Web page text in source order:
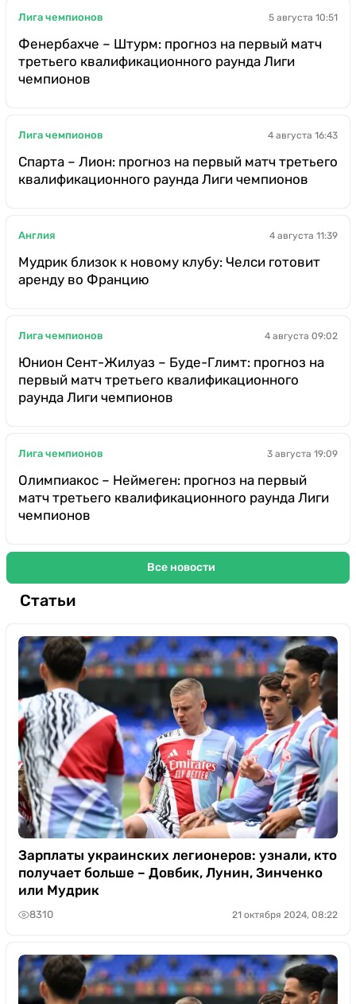
Лига чемпионов 5 августа 10:51
Фенербахче – Штурм: прогноз на первый матч
третьего квалификационного раунда Лиги
чемпионов
Лига чемпионов 4 августа 16:43
Спарта – Лион: прогноз на первый матч третьего
квалификационного раунда Лиги чемпионов
Англия 4 августа 11:39
Мудрик близок к новому клубу: Челси готовит
аренду во Францию
Лига чемпионов 4 августа 09:02
Юнион Сент-Жилуаз – Буде-Глимт: прогноз на
первый матч третьего квалификационного
раунда Лиги чемпионов
Лига чемпионов 3 августа 19:09
Олимпиакос – Неймеген: прогноз на первый
матч третьего квалификационного раунда Лиги
чемпионов
Все новости
Статьи
Зарплаты украинских легионеров: узнали, кто
получает больше – Довбик, Лунин, Зинченко
или Мудрик
8310 21 октября 2024, 08:22